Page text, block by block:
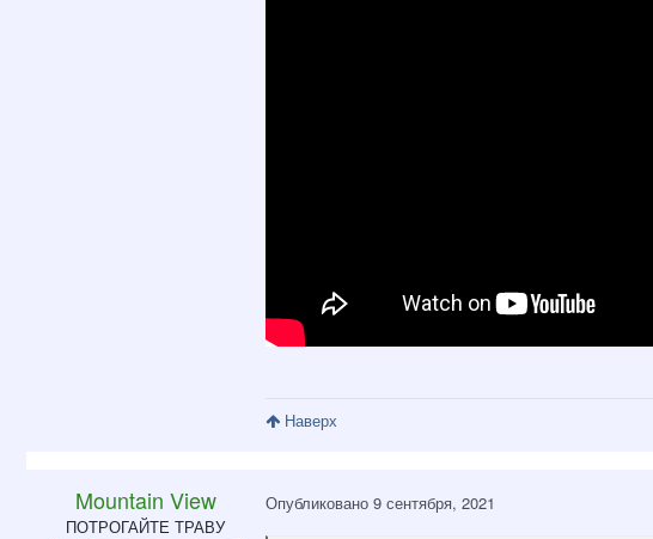
Наверх
Mountain View
ПОТРОГАЙТЕ ТРАВУ
Опубликовано 9 сентября, 2021